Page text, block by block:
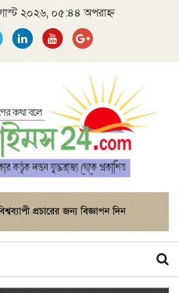
২০২৬, ০৫:৪৪ অপরাহ্ন